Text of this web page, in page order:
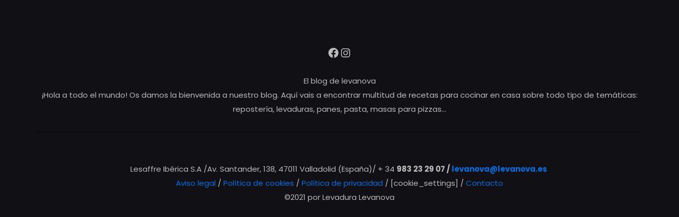
Facebook
Instagram
El blog de levanova
¡Hola a todo el mundo! Os damos la bienvenida a nuestro blog. Aquí vais a encontrar multitud de recetas para cocinar en casa sobre todo tipo de temáticas:
repostería, levaduras, panes, pasta, masas para pizzas…
Lesaffre Ibérica S.A /Av. Santander, 138, 47011 Valladolid (España)/ + 34 983 23 29 07 /levanova@levanova.es
Aviso legal / Política de cookies / Política de privacidad / [cookie_settings] / Contacto
©2021 por Levadura Levanova